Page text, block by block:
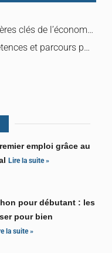
Le panorama des dix carrières clés de l’économie et leurs domaines d’exercice
Le guide formation compétences et parcours pour accéder à chaque carrière présentée
emploi grâce au
Lire la suite »
pour débutant : les
pour bien
la suite »